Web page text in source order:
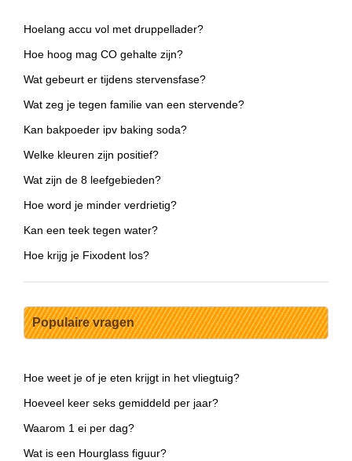
Hoelang accu vol met druppellader?
Hoe hoog mag CO gehalte zijn?
Wat gebeurt er tijdens stervensfase?
Wat zeg je tegen familie van een stervende?
Kan bakpoeder ipv baking soda?
Welke kleuren zijn positief?
Wat zijn de 8 leefgebieden?
Hoe word je minder verdrietig?
Kan een teek tegen water?
Hoe krijg je Fixodent los?
Populaire vragen
Hoe weet je of je eten krijgt in het vliegtuig?
Hoeveel keer seks gemiddeld per jaar?
Waarom 1 ei per dag?
Wat is een Hourglass figuur?